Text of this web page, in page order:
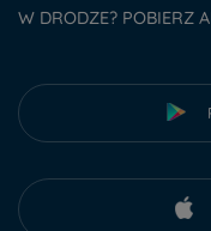
W DRODZE? POBIERZ